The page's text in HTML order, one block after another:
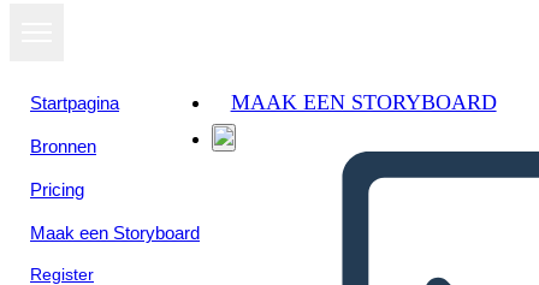
Startpagina
Bronnen
Pricing
Maak een Storyboard
Register
MAAK EEN STORYBOARD